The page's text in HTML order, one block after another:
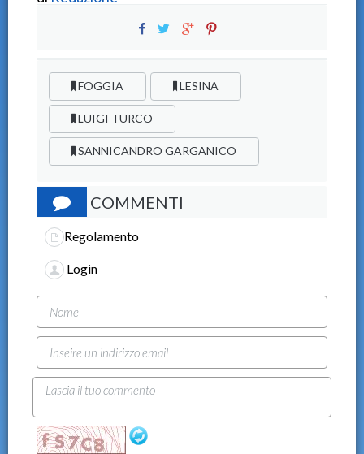
FOGGIA LESINA
LUIGI TURCO
SANNICANDRO GARGANICO
COMMENTI
Regolamento
Login